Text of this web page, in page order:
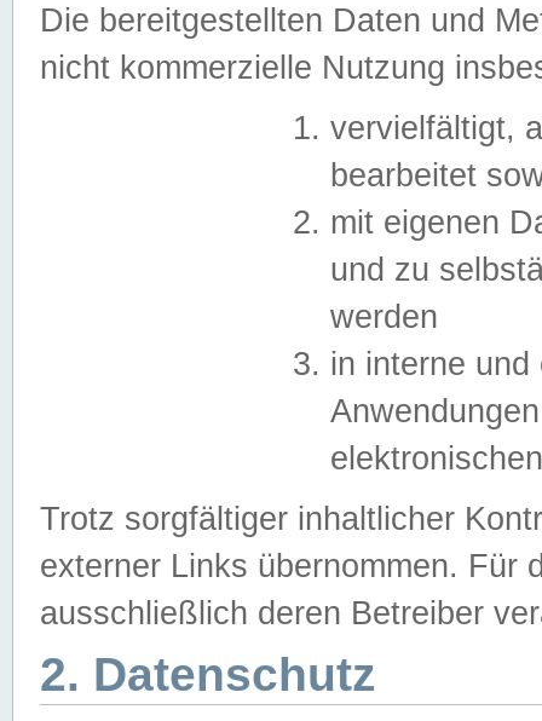
Die bereitgestellten Daten und
nicht kommerzielle Nutzung
vervielfältigt,
bearbeitet
mit eigenen
und zu
werden
in interne
Trotz sorgfältiger inhaltlicher
externer Links übernommen. Für
ausschließlich deren Betreiber
2. Datenschutz